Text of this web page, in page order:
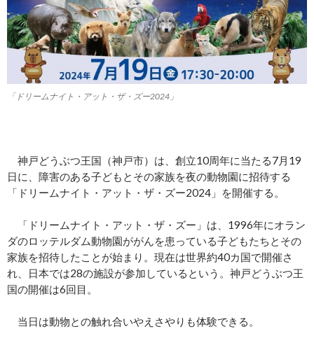
「ドリームナイト・アット・ザ・ズー2024」
神戸どうぶつ王国（神戸市）は、創立10周年に当たる7月19
日に、障害のある子どもとその家族を夜の動物園に招待する
「ドリームナイト・アット・ザ・ズー2024」を開催する。
「ドリームナイト・アット・ザ・ズー」は、1996年にオラン
ダのロッテルダム動物園ががんを患っている子どもたちとその
家族を招待したことが始まり。現在は世界約40カ国で開催さ
れ、日本では28の施設が参加しているという。神戸どうぶつ王
国の開催は6回目。
当日は動物との触れ合いやえさやりも体験できる。